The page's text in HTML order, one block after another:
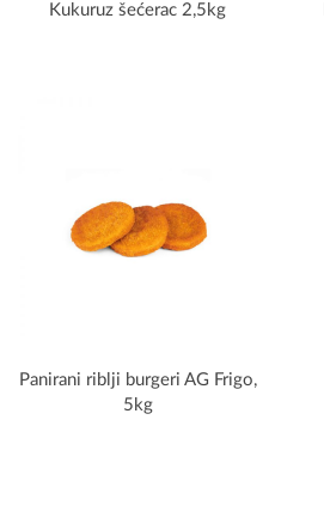
Kukuruz šećerac 2,5kg
Panirani riblji burgeri AG Frigo,
5kg